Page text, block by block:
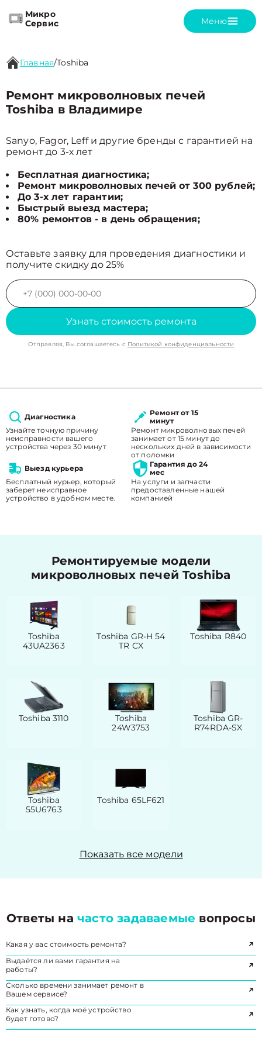
Микро
Сервис
Меню
Главная/Toshiba
Ремонт микроволновых печей
Toshiba в Владимире
Sanyo, Fagor, Leff и другие бренды с гарантией на
ремонт до 3-х лет
Бесплатная диагностика;
Ремонт микроволновых печей от 300 рублей;
До 3-х лет гарантии;
Быстрый выезд мастера;
80% ремонтов - в день обращения;
Оставьте заявку для проведения диагностики и
получите скидку до 25%
Узнать стоимость ремонта
Отправляя, Вы соглашаетесь с Политикой конфиденциальности
Диагностика
Узнайте точную причину
неисправности вашего
устройства через 30 минут
Ремонт от 15
минут
Ремонт микроволновых печей
занимает от 15 минут до
нескольких дней в зависимости
от поломки
Выезд курьера
Бесплатный курьер, который
заберет неисправное
устройство в удобном месте.
Гарантия до 24
мес
На услуги и запчасти
предоставленные нашей
компанией
Ремонтируемые модели
микроволновых печей Toshiba
Toshiba
43UA2363
Toshiba GR-H 54
TR CX
Toshiba R840
Toshiba 3110
Toshiba
24W3753
Toshiba GR-
R74RDA-SX
Toshiba
55U6763
Toshiba 65LF621
Показать все модели
Ответы начасто задаваемые вопросы
Какая у вас стоимость ремонта?
Выдаётся ли вами гарантия на
работы?
Сколько времени занимает ремонт в
Вашем сервисе?
Как узнать, когда моё устройство
будет готово?